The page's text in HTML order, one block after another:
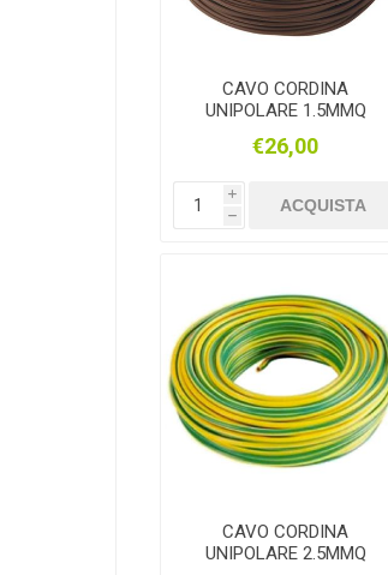
CAVO CORDINA
UNIPOLARE 1.5MMQ
€26,00
i
h
ACQUISTA
CAVO CORDINA
UNIPOLARE 2.5MMQ